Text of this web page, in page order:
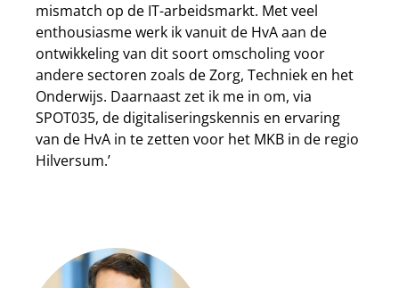
mismatch op de IT-arbeidsmarkt. Met veel
enthousiasme werk ik vanuit de HvA aan de
ontwikkeling van dit soort omscholing voor
andere sectoren zoals de Zorg, Techniek en het
Onderwijs. Daarnaast zet ik me in om, via
SPOT035, de digitaliseringskennis en ervaring
van de HvA in te zetten voor het MKB in de regio
Hilversum.’